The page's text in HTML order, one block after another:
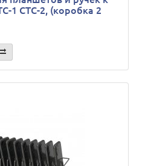
1 CТС-2, (коробка 2